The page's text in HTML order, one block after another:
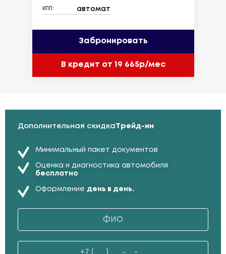
КПП: автомат
Забронировать
В кредит от 19 665р/мес
Дополнительная скидкаТрейд-ин
Минимальный пакет документов
Оценка и диагностика автомобиля
бесплатно
Оформление день в день.